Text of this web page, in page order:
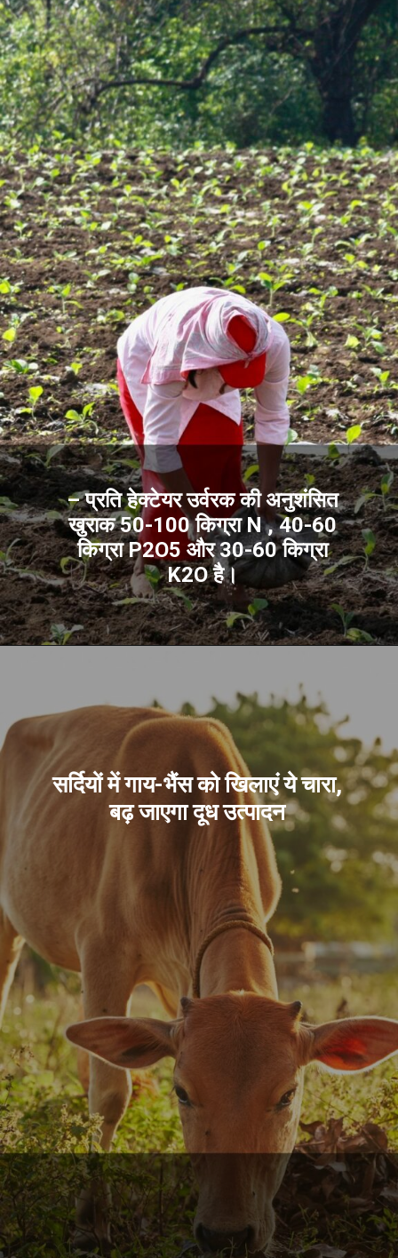
– प्रति हेक्टेयर उर्वरक की अनुशंसित
खुराक 50-100 किग्रा N , 40-60
किग्रा P2O5 और 30-60 किग्रा
K2O है।
सर्दियों में गाय-भैंस को खिलाएं ये चारा,
बढ़ जाएगा दूध उत्पादन